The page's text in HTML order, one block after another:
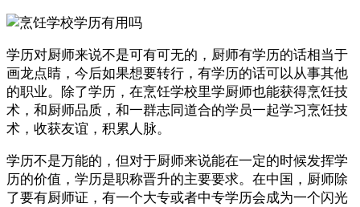
学历对厨师来说不是可有可无的，厨师有学历的话相当于
画龙点睛，今后如果想要转行，有学历的话可以从事其他
的职业。除了学历，在烹饪学校里学厨师也能获得烹饪技
术，和厨师品质，和一群志同道合的学员一起学习烹饪技
术，收获友谊，积累人脉。
学历不是万能的，但对于厨师来说能在一定的时候发挥学
历的价值，学历是职称晋升的主要要求。在中国，厨师除
了要有厨师证，有一个大专或者中专学历会成为一个闪光